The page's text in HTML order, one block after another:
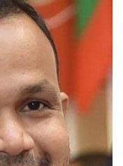
ކޮލަމް
ދޭސީ ހަބަރު
އަވަސްކަޅި
ބިދޭސީ ހަބަރު